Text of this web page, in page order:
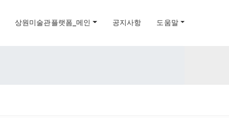
상원미술관플랫폼_메인 공지사항 도움말